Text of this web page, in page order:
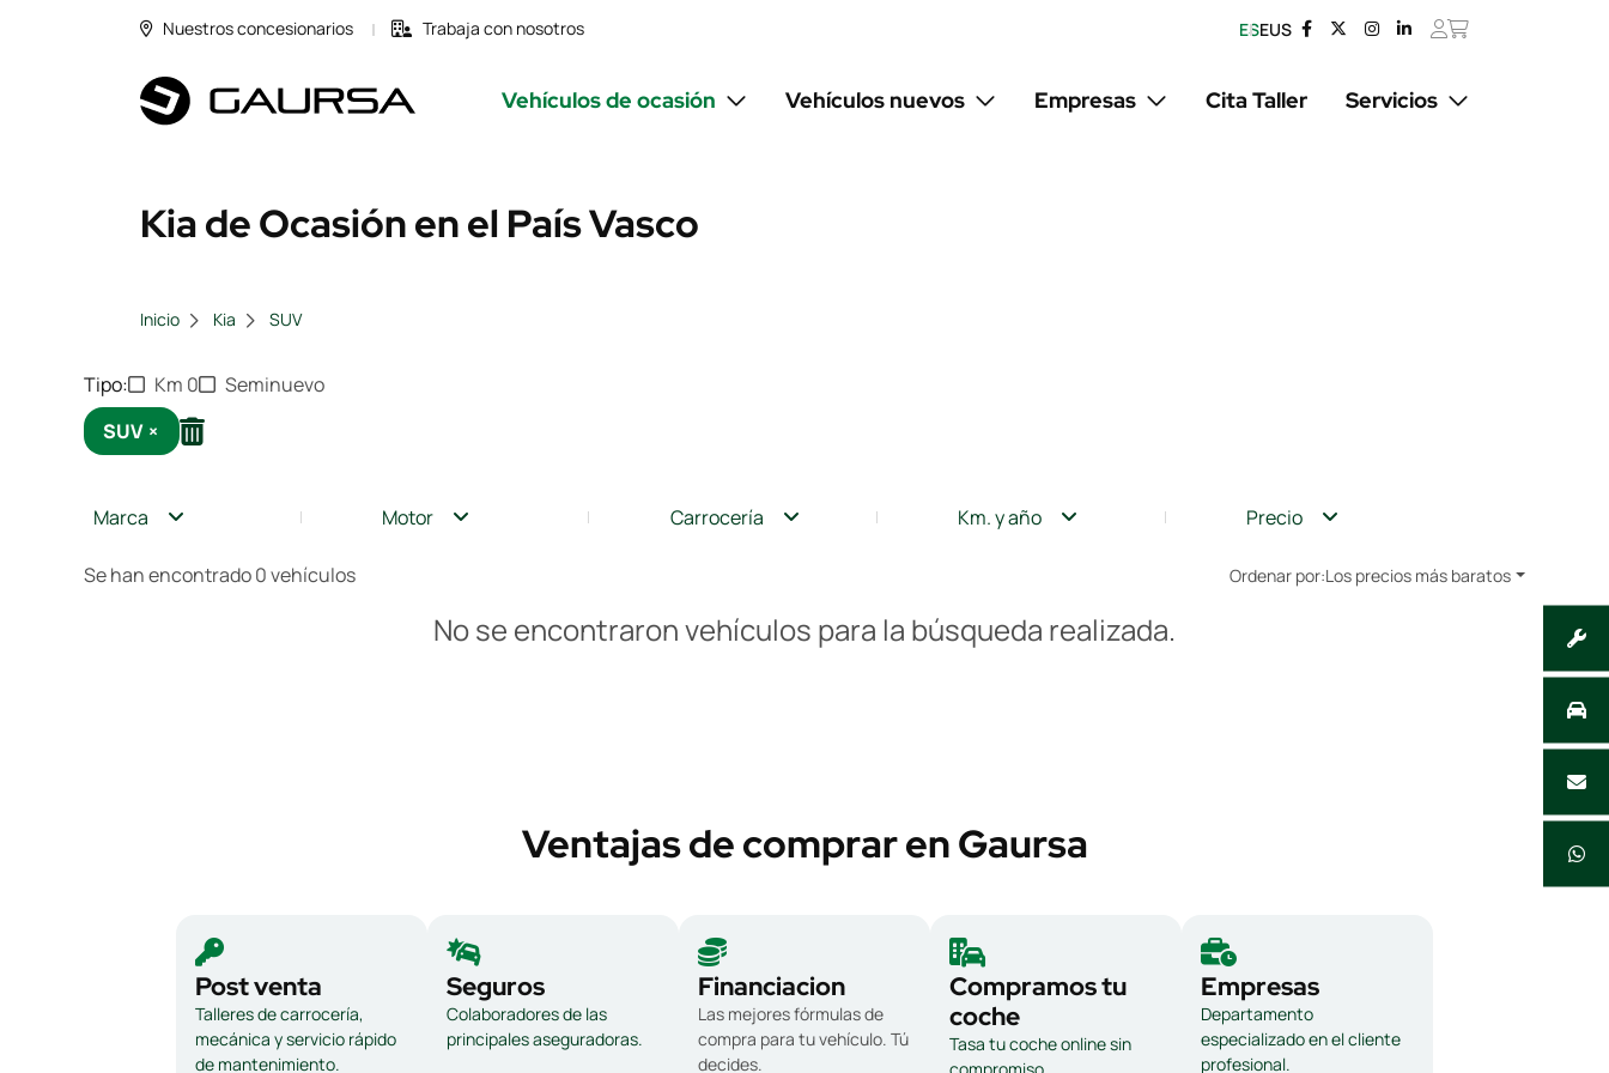
Nuestros concesionarios Trabaja con nosotros ESEUS
Vehículos de ocasión Vehículos nuevos Empresas Cita Taller Servicios
Kia de Ocasión en el País Vasco
Inicio Kia SUV
Tipo Km 0
Seminuevo
SUV ×
Marca Motor Carrocería Km. y año Precio
Se han encontrado 0 vehículos Ordenar por:Los precios más baratos
No se encontraron vehículos para la búsqueda realizada.
Ventajas de comprar en Gaursa
Post venta
Talleres de carrocería,
mecánica y servicio rápido
de mantenimiento.
Seguros
Colaboradores de las
principales aseguradoras.
Financiacion
Las mejores fórmulas de
compra para tu vehículo. Tú
decides.
Compramos tu
coche
Tasa tu coche online sin
Empresas
Departamento
especializado en el cliente
profesional.